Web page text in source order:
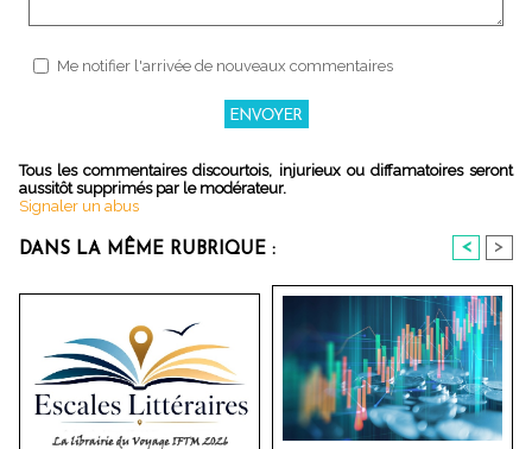
Me notifier l'arrivée de nouveaux commentaires
Tous les commentaires discourtois, injurieux ou diffamatoires seront
aussitôt supprimés par le modérateur.
Signaler un abus
DANS LA MÊME RUBRIQUE : < >